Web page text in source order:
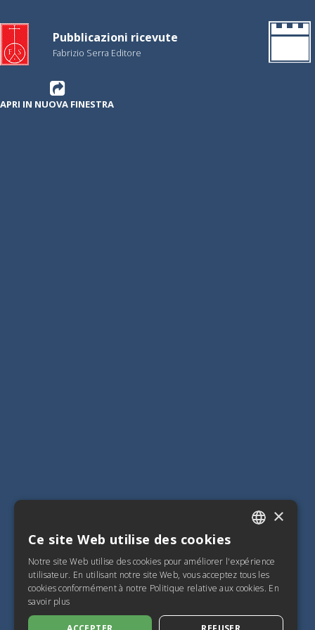
Pubblicazioni ricevute
Fabrizio Serra Editore
APRI IN NUOVA FINESTRA
SPANISH
FRENCH
ENGLISH
×
Ce site Web utilise des cookies
Notre site Web utilise des cookies pour améliorer l'expérience
utilisateur. En utilisant notre site Web, vous acceptez tous les
cookies conformément à notre Politique relative aux cookies. En
savoir plus